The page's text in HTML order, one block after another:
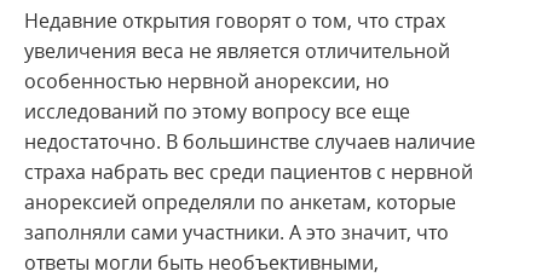
Недавние открытия говорят о том, что страх
увеличения веса не является отличительной
особенностью нервной анорексии, но
исследований по этому вопросу все еще
недостаточно. В большинстве случаев наличие
страха набрать вес среди пациентов с нервной
анорексией определяли по анкетам, которые
заполняли сами участники. А это значит, что
ответы могли быть необъективными,